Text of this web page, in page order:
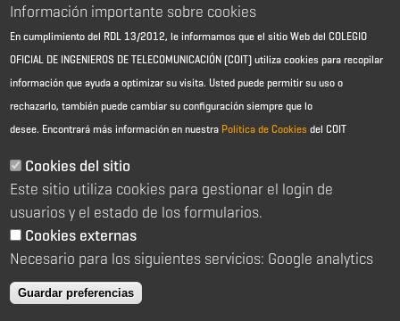
Aviso Legal - Información general
Política de cookies
Política de reembolso
Sitemap
C/ Almagro 2 1º Izqda 28010 Madrid
91 391 10 66
coit@coit.es
Información importante sobre cookies
En cumplimiento del RDL 13/2012, le informamos que el sitio Web del COLEGIO
OFICIAL DE INGENIEROS DE TELECOMUNICACIÓN (COIT) utiliza cookies para recopilar
información que ayuda a optimizar su visita. Usted puede permitir su uso o
rechazarlo, también puede cambiar su configuración siempre que lo
desee. Encontrará más información en nuestra Política de Cookies del COIT
Cookies del sitio
Este sitio utiliza cookies para gestionar el login de
usuarios y el estado de los formularios.
Cookies externas
Necesario para los siguientes servicios: Google analytics
Guardar preferencias